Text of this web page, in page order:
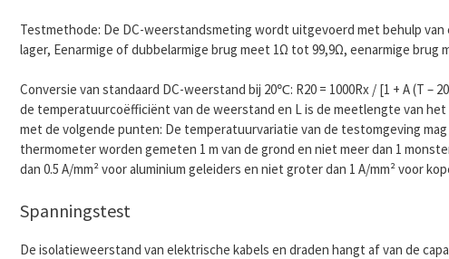
Testmethode: De DC-weerstandsmeting wordt uitgevoerd met behulp
lager, Eenarmige of dubbelarmige brug meet 1Ω tot 99,9Ω, eenarmige brug
Conversie van standaard DC-weerstand bij 20℃: R20 = 1000Rx / [1 + A (T
de temperatuurcoëfficiënt van de weerstand en L is de meetlengte van
met de volgende punten: De temperatuurvariatie van de testomgeving
thermometer worden gemeten 1 m van de grond en niet meer dan 1
dan 0.5 A/mm² voor aluminium geleiders en niet groter dan 1 A/mm² voor
Spanningstest
De isolatieweerstand van elektrische kabels en draden hangt af van de